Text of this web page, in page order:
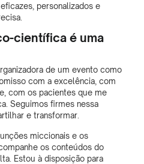
personalizados e
científica é uma
de um evento como
com a excelência, com
com os pacientes que me
Seguimos firmes nessa
e transformar.
miccionais e os
os conteúdos do
Estou à disposição para